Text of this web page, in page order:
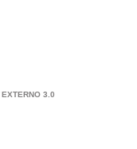
3.0